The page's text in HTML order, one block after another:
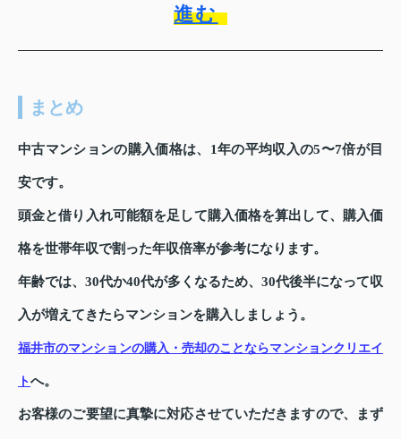
進む
まとめ
中古マンションの購入価格は、1年の平均収入の5〜7倍が目
安です。
頭金と借り入れ可能額を足して購入価格を算出して、購入価
格を世帯年収で割った年収倍率が参考になります。
年齢では、30代か40代が多くなるため、30代後半になって収
入が増えてきたらマンションを購入しましょう。
福井市のマンションの購入・売却のことならマンションクリエイ
トへ。
お客様のご要望に真摯に対応させていただきますので、まず